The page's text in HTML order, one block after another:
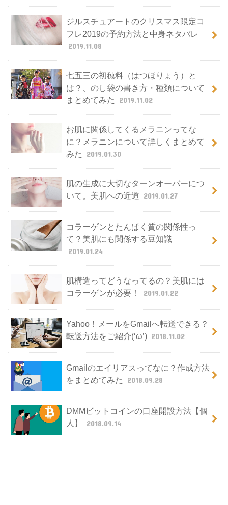
ジルスチュアートのクリスマス限定コ
フレ2019の予約方法と中身ネタバレ
2019.11.08
七五三の初穂料（はつほりょう）と
は？、のし袋の書き方・種類について
まとめてみた
2019.11.02
お肌に関係してくるメラニンってな
に？メラニンについて詳しくまとめて
みた
2019.01.30
肌の生成に大切なターンオーバーにつ
いて。美肌への近道 2019.01.27
コラーゲンとたんぱく質の関係性っ
て？美肌にも関係する豆知識
2019.01.24
肌構造ってどうなってるの？美肌には
コラーゲンが必要！
2019.01.22
Yahoo！メールをGmailへ転送できる？
転送方法をご紹介(‘ω’) 2018.11.02
Gmailのエイリアスってなに？作成方法
をまとめてみた
2018.09.28
DMMビットコインの口座開設方法【個
人】
2018.09.14